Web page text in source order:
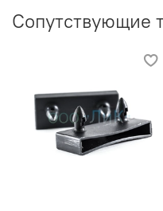
Сопутствующие